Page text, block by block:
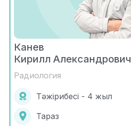
Канев
Кирилл Александрович
Радиология
Тәжірибесі - 4 жыл
Тараз